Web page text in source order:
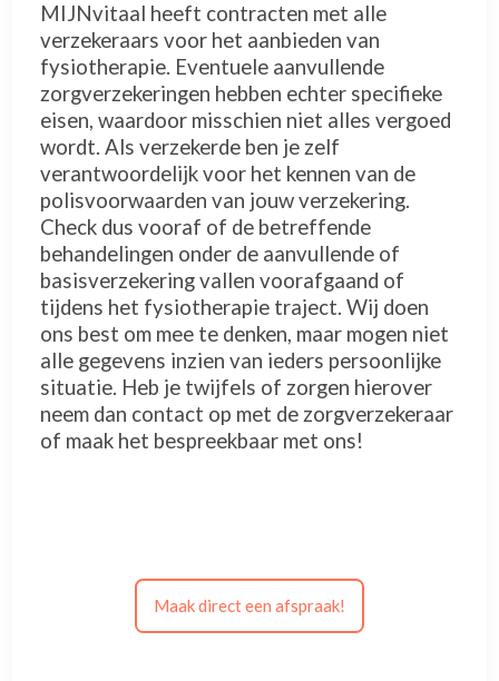
MIJNvitaal heeft contracten met alle
verzekeraars voor het aanbieden van
fysiotherapie. Eventuele aanvullende
zorgverzekeringen hebben echter specifieke
eisen, waardoor misschien niet alles vergoed
wordt. Als verzekerde ben je zelf
verantwoordelijk voor het kennen van de
polisvoorwaarden van jouw verzekering.
Check dus vooraf of de betreffende
behandelingen onder de aanvullende of
basisverzekering vallen voorafgaand of
tijdens het fysiotherapie traject. Wij doen
ons best om mee te denken, maar mogen niet
alle gegevens inzien van ieders persoonlijke
situatie. Heb je twijfels of zorgen hierover
neem dan contact op met de zorgverzekeraar
of maak het bespreekbaar met ons!
Maak direct een afspraak!